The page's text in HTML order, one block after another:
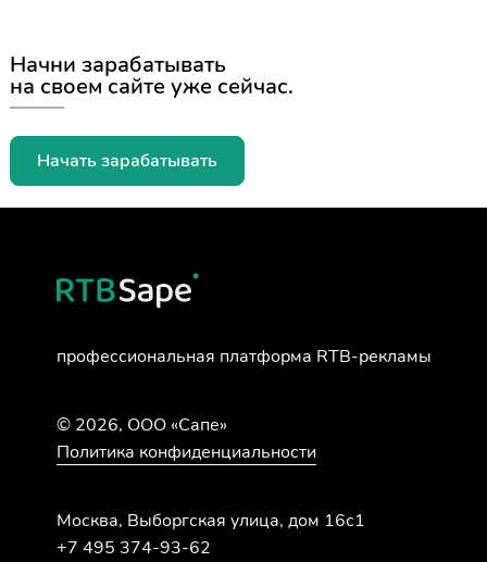
Начни зарабатывать
на своем сайте уже сейчас.
Начать зарабатывать
профессиональная платформа RTB-рекламы
© 2026, ООО «Сапе»
Политика конфиденциальности
Москва, Выборгская улица, дом 16с1
+7 495 374-93-62